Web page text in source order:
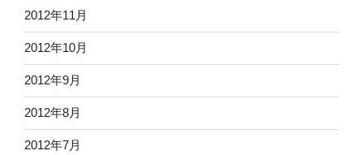
2012年11月
2012年10月
2012年9月
2012年8月
2012年7月